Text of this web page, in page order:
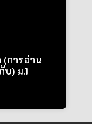
การอ่าน
) ม.1